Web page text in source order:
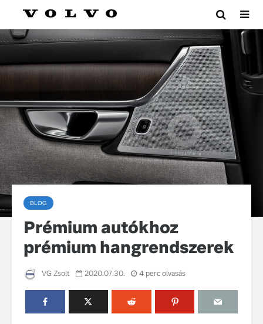
BLOG
Prémium autókhoz
prémium hangrendszerek
VG Zsolt 2020.07.30. 4 perc olvasás